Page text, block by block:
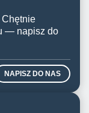
— napisz do
NAPISZ DO NAS